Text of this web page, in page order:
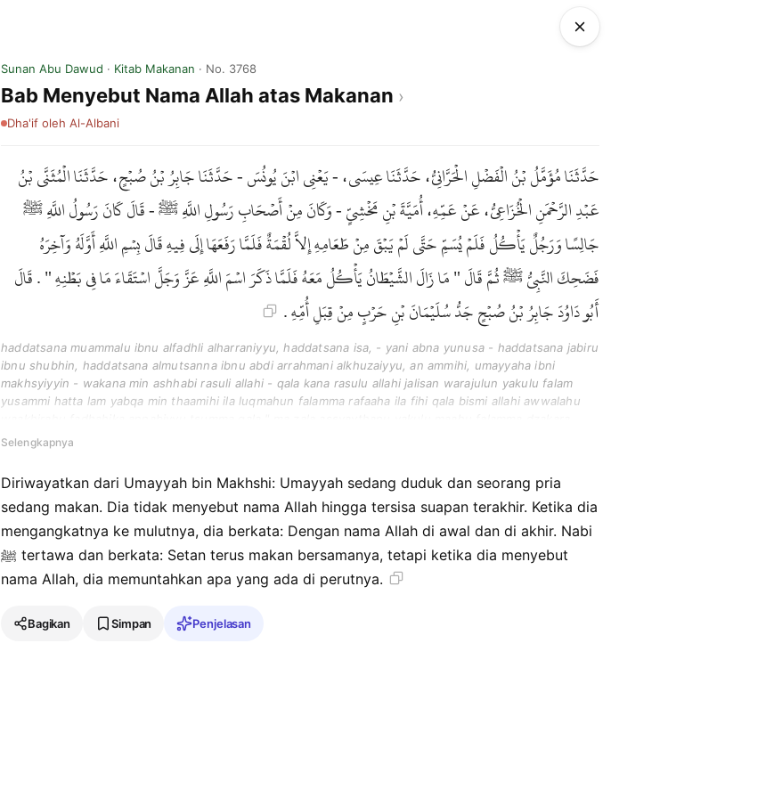
Sunan Abu Dawud · Kitab Makanan · No. 3768
Bab Menyebut Nama Allah atas Makanan
Dha'if oleh Al-Albani
حَدَّثَنَا مُؤَمَّلُ بْنُ الْفَضْلِ الْحَرَّانِيُّ، حَدَّثَنَا عِيسَى، - يَعْنِي ابْنَ يُونُسَ - حَدَّثَنَا جَابِرُ بْنُ صُبْحٍ، حَدَّثَنَا الْمُثَنَّى بْنُ
عَبْدِ الرَّحْمَنِ الْخُزَاعِيُّ، عَنْ عَمِّهِ، أُمَيَّةَ بْنِ مَخْشِيٍّ - وَكَانَ مِنْ أَصْحَابِ رَسُولِ اللَّهِ ﷺ - قَالَ كَانَ رَسُولُ اللَّهِ ﷺ
جَالِسًا وَرَجُلٌ يَأْكُلُ فَلَمْ يُسَمِّ حَتَّى لَمْ يَبْقَ مِنْ طَعَامِهِ إِلاَّ لُقْمَةٌ فَلَمَّا رَفَعَهَا إِلَى فِيهِ قَالَ بِسْمِ اللَّهِ أَوَّلَهُ وَآخِرَهُ
فَضَحِكَ النَّبِيُّ ﷺ ثُمَّ قَالَ " مَا زَالَ الشَّيْطَانُ يَأْكُلُ مَعَهُ فَلَمَّا ذَكَرَ اسْمَ اللَّهِ عَزَّ وَجَلَّ اسْتَقَاءَ مَا فِي بَطْنِهِ " . قَالَ
أَبُو دَاوُدَ جَابِرُ بْنُ صُبْحٍ جَدُّ سُلَيْمَانَ بْنِ حَرْبٍ مِنْ قِبَلِ أُمِّهِ .
haddatsana muammalu ibnu alfadhli alharraniyyu, haddatsana isa, - yani abna yunusa - haddatsana jabiru
ibnu shubhin, haddatsana almutsanna ibnu abdi arrahmani alkhuzaiyyu, an ammihi, umayyaha ibni
makhsyiyyin - wakana min ashhabi rasuli allahi - qala kana rasulu allahi jalisan warajulun yakulu falam
yusammi hatta lam yabqa min thaamihi ila luqmahun falamma rafaaha ila fihi qala bismi allahi awwalahu
asma allahi azza wajalla astaqaa ma fi bathnihi ". qala abu dawuda jabiru ibnu shubhin jaddu sulaymana
Selengkapnya
Diriwayatkan dari Umayyah bin Makhshi: Umayyah sedang duduk dan seorang pria
sedang makan. Dia tidak menyebut nama Allah hingga tersisa suapan terakhir. Ketika dia
mengangkatnya ke mulutnya, dia berkata: Dengan nama Allah di awal dan di akhir. Nabi
ﷺ tertawa dan berkata: Setan terus makan bersamanya, tetapi ketika dia menyebut
nama Allah, dia memuntahkan apa yang ada di perutnya.
Bagikan Simpan Penjelasan